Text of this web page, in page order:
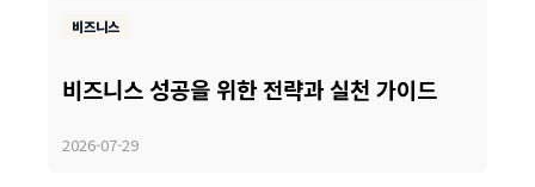
비즈니스
비즈니스 성공을 위한 전략과 실천 가이드
2026-07-29